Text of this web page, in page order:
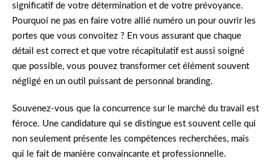
significatif de votre détermination et de votre prévoyance.
Pourquoi ne pas en faire votre allié numéro un pour ouvrir les
portes que vous convoitez ? En vous assurant que chaque
détail est correct et que votre récapitulatif est aussi soigné
que possible, vous pouvez transformer cet élément souvent
négligé en un outil puissant de personnal branding.
Souvenez-vous que la concurrence sur le marché du travail est
féroce. Une candidature qui se distingue est souvent celle qui
non seulement présente les compétences recherchées, mais
qui le fait de manière convaincante et professionnelle.